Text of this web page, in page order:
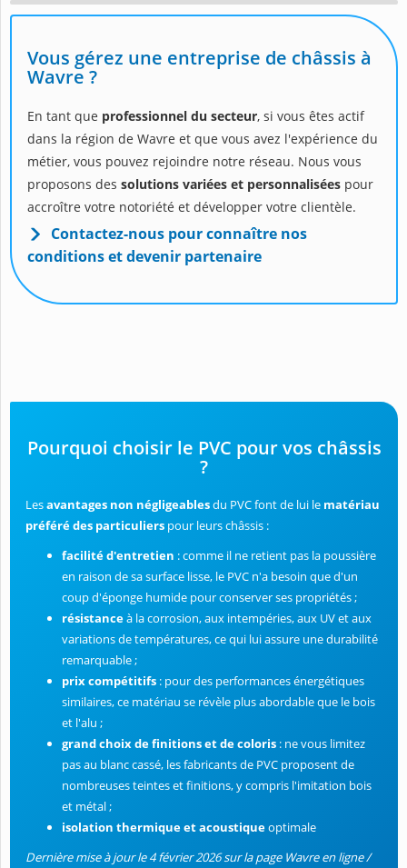
Vous gérez une entreprise de châssis à
Wavre ?
En tant que professionnel du secteur, si vous êtes actif
dans la région de Wavre et que vous avez l'expérience du
métier, vous pouvez rejoindre notre réseau. Nous vous
proposons des solutions variées et personnalisées pour
accroître votre notoriété et développer votre clientèle.
Contactez-nous pour connaître nos
conditions et devenir partenaire
Pourquoi choisir le PVC pour vos châssis
?
Lesavantages non négligeablesdu PVC font de lui le matériau
préféré des particuliers pour leurs châssis :
facilité d'entretien : comme il ne retient pas la poussière
en raison de sa surface lisse, le PVC n'a besoin que d'un
coup d'éponge humide pour conserver ses propriétés ;
résistanceà la corrosion, aux intempéries, aux UV et aux
variations de températures, ce qui lui assure une durabilité
remarquable ;
prix compétitifs : pour des performances énergétiques
similaires, ce matériau se révèle plus abordable que le bois
et l'alu ;
grand choix de finitions et de coloris : ne vous limitez
pas au blanc cassé, les fabricants de PVC proposent de
nombreuses teintes et finitions, y compris l'imitation bois
et métal ;
isolation thermique et acoustiqueoptimale
Dernière mise à jour le 4 février 2026 sur la page Wavre en ligne /